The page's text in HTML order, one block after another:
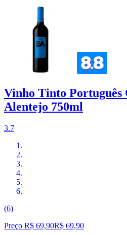
Vinho Tinto
Alentejo 750ml
3.7
(6)
Preço R$ 69,90R$ 69,90